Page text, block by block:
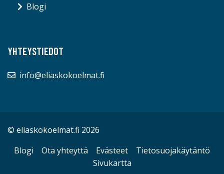
Blogi
YHTEYSTIEDOT
info@eliaskokoelmat.fi
© eliaskokoelmat.fi 2026
Blogi
Ota yhteyttä Evästeet
Tietosuojakäytäntö
Sivukartta